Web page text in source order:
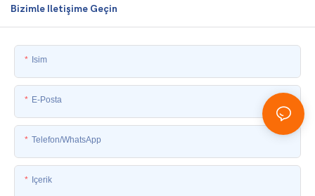
Bizimle Iletişime Geçin
Isim
E-Posta
Telefon/WhatsApp
Içerik